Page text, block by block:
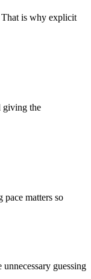
That is why explicit
giving the
matters so
guessing